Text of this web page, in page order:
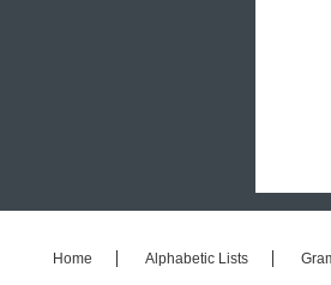
Home Alphabetic Lists